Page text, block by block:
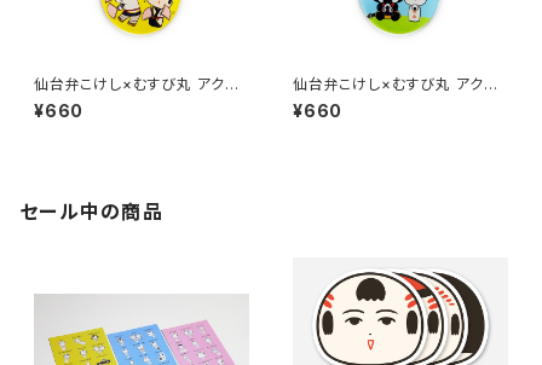
仙台弁こけし×むすび丸 アクリ
ルキーホルダー（イエロー）
¥660
仙台弁こけし×むすび丸 アクリ
ルキーホルダー（ブルー）
¥660
セール中の商品